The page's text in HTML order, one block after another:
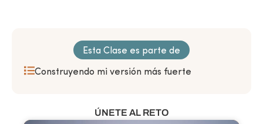
Esta Clase es parte de
Construyendo mi versión más fuerte
ÚNETE AL RETO